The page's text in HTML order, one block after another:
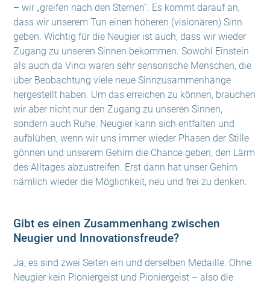
– wir „greifen nach den Sternen“. Es kommt darauf an,
dass wir unserem Tun einen höheren (visionären) Sinn
geben. Wichtig für die Neugier ist auch, dass wir wieder
Zugang zu unseren Sinnen bekommen. Sowohl Einstein
als auch da Vinci waren sehr sensorische Menschen, die
über Beobachtung viele neue Sinnzusammenhänge
hergestellt haben. Um das erreichen zu können, brauchen
wir aber nicht nur den Zugang zu unseren Sinnen,
sondern auch Ruhe. Neugier kann sich entfalten und
aufblühen, wenn wir uns immer wieder Phasen der Stille
gönnen und unserem Gehirn die Chance geben, den Lärm
des Alltages abzustreifen. Erst dann hat unser Gehirn
nämlich wieder die Möglichkeit, neu und frei zu denken.
Gibt es einen Zusammenhang zwischen
Neugier und Innovationsfreude?
Ja, es sind zwei Seiten ein und derselben Medaille. Ohne
Neugier kein Pioniergeist und Pioniergeist – also die